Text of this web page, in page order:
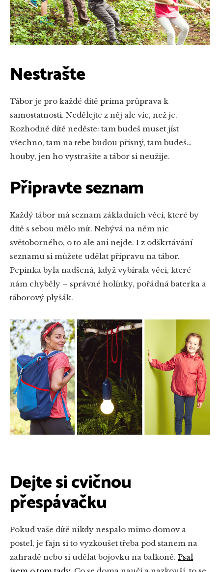
Nestrašte
Tábor je pro každé dítě prima průprava k
samostatnosti. Nedělejte z něj ale víc, než je.
Rozhodně dítě neděste: tam budeš muset jíst
všechno, tam na tebe budou přísný, tam budeš…
houby, jen ho vystrašíte a tábor si neužije.
Připravte seznam
Každý tábor má seznam základních věcí, které by
dítě s sebou mělo mít. Nebývá na něm nic
světoborného, o to ale ani nejde. I z odškrtávání
seznamu si můžete udělat přípravu na tábor.
Pepinka byla nadšená, když vybírala věci, které
nám chyběly – správné holínky, pořádná baterka a
táborový plyšák.
Dejte si cvičnou
přespávačku
Pokud vaše dítě nikdy nespalo mimo domov a
postel, je fajn si to vyzkoušet třeba pod stanem na
zahradě nebo si udělat bojovku na balkoně. Psal